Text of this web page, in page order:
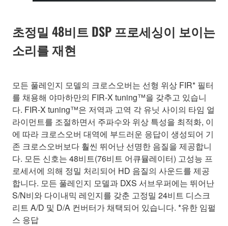
초정밀 48비트 DSP 프로세싱이 보이는
소리를 재현
모든 풀레인지 모델의 크로스오버는 선형 위상 FIR* 필터
를 채용해 야마하만의 FIR-X tuning™을 갖추고 있습니
다. FIR-X tuning™은 저역과 고역 각 유닛 사이의 타임 얼
라이먼트를 조절하면서 주파수와 위상 특성을 최적화, 이
에 따라 크로스오버 대역에 부드러운 응답이 생성되어 기
존 크로스오버보다 훨씬 뛰어난 선명한 음질을 제공합니
다. 모든 신호는 48비트(76비트 어큐뮬레이터) 고성능 프
로세서에 의해 정밀 처리되어 HD 음질의 사운드를 제공
합니다. 모든 풀레인지 모델과 DXS 서브우퍼에는 뛰어난
S/N비와 다이내믹 레인지를 갖춘 고정밀 24비트 디스크
리트 A/D 및 D/A 컨버터가 채택되어 있습니다. *유한 임펄
스 응답